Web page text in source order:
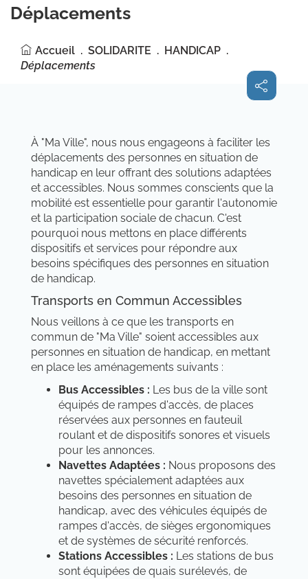
Déplacements
Accueil SOLIDARITE
HANDICAP
Déplacements
Partager
sur les
réseaux
sociaux
À "Ma Ville", nous nous engageons à faciliter les
déplacements des personnes en situation de
handicap en leur offrant des solutions adaptées
et accessibles. Nous sommes conscients que la
mobilité est essentielle pour garantir l'autonomie
et la participation sociale de chacun. C'est
pourquoi nous mettons en place différents
dispositifs et services pour répondre aux
besoins spécifiques des personnes en situation
de handicap.
Transports en Commun Accessibles
Nous veillons à ce que les transports en
commun de "Ma Ville" soient accessibles aux
personnes en situation de handicap, en mettant
en place les aménagements suivants :
Bus Accessibles : Les bus de la ville sont
équipés de rampes d'accès, de places
réservées aux personnes en fauteuil
roulant et de dispositifs sonores et visuels
pour les annonces.
Navettes Adaptées : Nous proposons des
navettes spécialement adaptées aux
besoins des personnes en situation de
handicap, avec des véhicules équipés de
rampes d'accès, de sièges ergonomiques
et de systèmes de sécurité renforcés.
Stations Accessibles : Les stations de bus
sont équipées de quais surélevés, de